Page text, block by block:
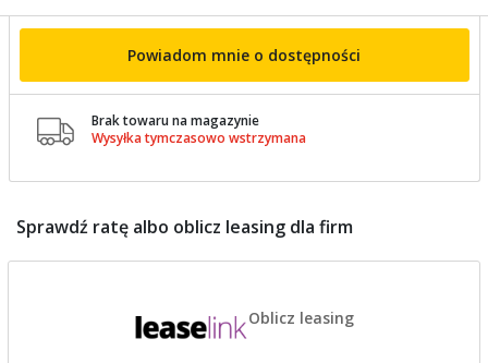
Powiadom mnie o dostępności

Brak towaru na magazynie
Wysyłka tymczasowo wstrzymana
Sprawdź ratę albo oblicz leasing dla firm
Oblicz leasing